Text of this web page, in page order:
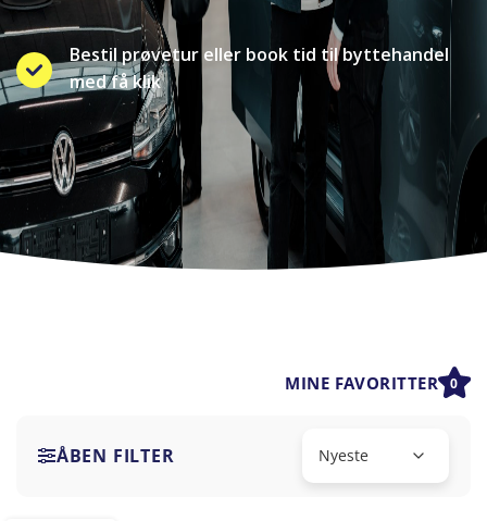
Bestil prøvetur eller book tid til byttehandel
med få klik
MINE FAVORITTER 0
ÅBEN FILTER